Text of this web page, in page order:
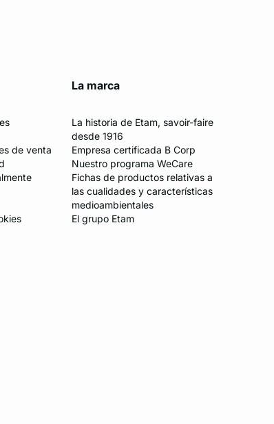
de venta
La marca
La historia de Etam, savoir-faire
desde 1916
Empresa certificada B Corp
Nuestro programa WeCare
Fichas de productos relativas a
las cualidades y características
medioambientales
El grupo Etam